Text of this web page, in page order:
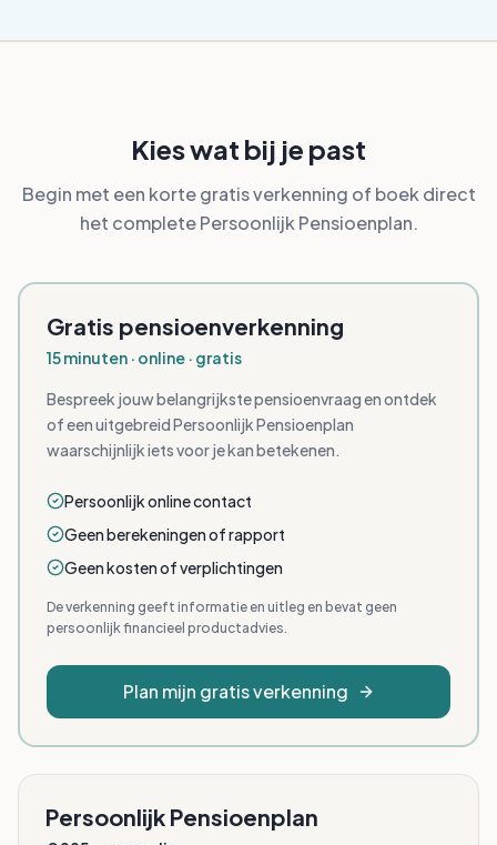
Kies wat bij je past
Begin met een korte gratis verkenning of boek direct
het complete Persoonlijk Pensioenplan.
Gratis pensioenverkenning
15 minuten · online · gratis
Bespreek jouw belangrijkste pensioenvraag en ontdek
of een uitgebreid Persoonlijk Pensioenplan
waarschijnlijk iets voor je kan betekenen.
Persoonlijk online contact
Geen berekeningen of rapport
Geen kosten of verplichtingen
De verkenning geeft informatie en uitleg en bevat geen
persoonlijk financieel productadvies.
Plan mijn gratis verkenning
Persoonlijk Pensioenplan